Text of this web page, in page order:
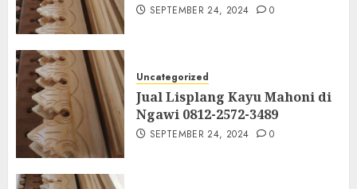
SEPTEMBER 24, 2024 0
Uncategorized
Jual Lisplang Kayu Mahoni di
Ngawi 0812-2572-3489
SEPTEMBER 24, 2024 0